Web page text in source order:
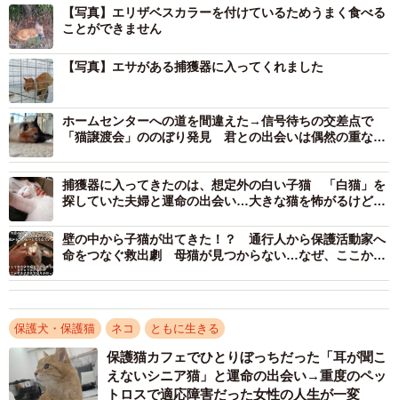
さんは、「どういうこと？」と思ったが、発信者にダイレ
クトメールを送れず、具体的な場所など個人情報を聞き出
せずにいた。概ねちまきなころんさんの家から1時間半以上
かかることは分かったという。
発信者はさらに「警察に連絡をしたが対応出来ないとのこ
とでした」と追記した。ちまきなころんさんは、最寄りの
警察署に電話をして、発信者に私の番号を伝えてくれない
かとお願いした。すると、発信者から折り返し電話がかか
ってきたので場所の詳細を確認できたという。
「発信者の方は、猫が庭先にいるけど、車椅子なので猫に
カラーが付いたままでも入る特大捕獲器を持参して現場に
向かいましたが、到着した時には猫の姿は見当たらず、捕
獲器を仕掛けて探し回ること1時間弱。やっと猫が捕獲器に
【写真】エリザベスカラーを付けているためうまく食べる
ことができません
【写真】エサがある捕獲器に入ってくれました
ホームセンターへの道を間違えた→信号待ちの交差点で
「猫譲渡会」ののぼり発見 君との出会いは偶然の重なり
捕獲器に入ってきたのは、想定外の白い子猫 「白猫」を
探していた夫婦と運命の出会い…大きな猫を怖がるけど人
壁の中から子猫が出てきた！？ 通行人から保護活動家へ
命をつなぐ救出劇 母猫が見つからない…なぜ、ここか
保護犬・保護猫 ネコ ともに生きる
保護猫カフェでひとりぼっちだった「耳が聞こ
えないシニア猫」と運命の出会い→重度のペッ
トロスで適応障害だった女性の人生が一変